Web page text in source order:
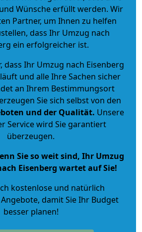
Wünsche erfüllt werden. Wir
Partner, um Ihnen zu helfen
dass Ihr Umzug nach
ein erfolgreicher ist.
dass Ihr Umzug nach Eisenberg
und alle Ihre Sachen sicher
an Ihrem Bestimmungsort
Sie sich selbst von den
und der Qualität. Unsere
Service wird Sie garantiert
überzeugen.
Sie so weit sind, Ihr Umzug
Eisenberg wartet auf Sie!
kostenlose und natürlich
, damit Sie Ihr Budget
besser planen!